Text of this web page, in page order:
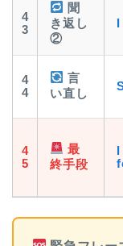
4
3
聞
き返し
②
4
4
言
い直し
4
5
最
終手段